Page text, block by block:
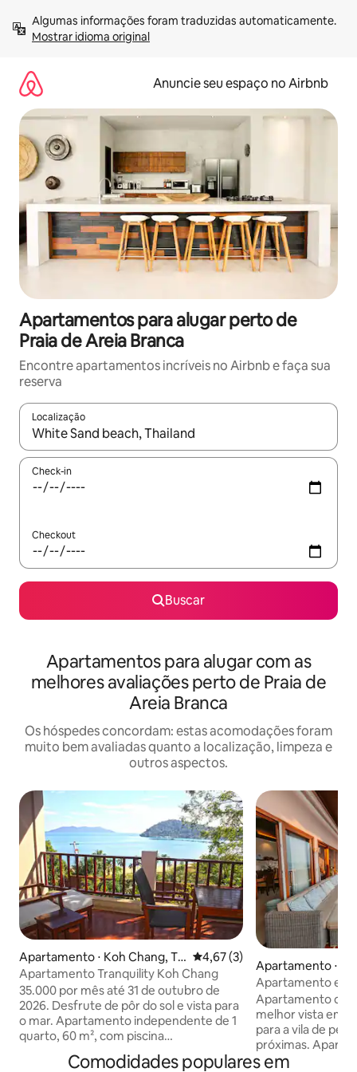
para
Mostrar idioma original
Anuncie seu espaço no Airbnb
Apartamentos para alugar perto de
Praia de Areia Branca
Encontre apartamentos incríveis no Airbnb e faça sua
reserva
Localização
Quando os resultados estiverem disponíveis, explore-os
Check-in
Checkout
Buscar
Apartamentos para alugar com as
melhores avaliações perto de Praia de
Areia Branca
Os hóspedes concordam: estas acomodações foram
muito bem avaliadas quanto a localização, limpeza e
outros aspectos.
Apartamento ⋅ Koh Chang, Tr
at
4,67 de uma avaliação média
4,67 (3)
Apartamento Tranquility Koh Chang
35.000 por mês até 31 de outubro de
2026. Desfrute de pôr do sol e vista para
o mar. Apartamento independente de 1
quarto, 60 m², com piscina
compartilhada de 30 m. Protetor de
colchão novo 26/05 na cama de 2 anos. 1
Apartamento ⋅
at
Apartamento em
para o mar
Apartamento de
melhor vista em
para a vila de
próximas.
banheiros tem
Comodidades populares em